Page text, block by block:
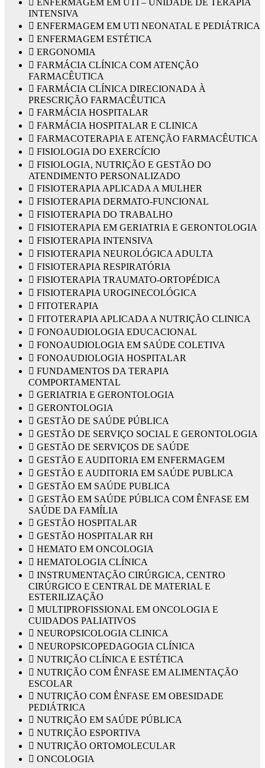
INTENSIVA
 ENFERMAGEM EM UTI NEONATAL E PEDIÁTRICA
 ENFERMAGEM ESTÉTICA
 ERGONOMIA
 FARMÁCIA CLÍNICA COM ATENÇÃO
FARMACÊUTICA
 FARMÁCIA CLÍNICA DIRECIONADA À
PRESCRIÇÃO FARMACÊUTICA
 FARMÁCIA HOSPITALAR
 FARMÁCIA HOSPITALAR E CLINICA
 FARMACOTERAPIA E ATENÇÃO FARMACÊUTICA
 FISIOLOGIA DO EXERCÍCIO
 FISIOLOGIA, NUTRIÇÃO E GESTÃO DO
ATENDIMENTO PERSONALIZADO
 FISIOTERAPIA APLICADA A MULHER
 FISIOTERAPIA DERMATO-FUNCIONAL
 FISIOTERAPIA DO TRABALHO
 FISIOTERAPIA EM GERIATRIA E GERONTOLOGIA
 FISIOTERAPIA INTENSIVA
 FISIOTERAPIA NEUROLÓGICA ADULTA
 FISIOTERAPIA RESPIRATÓRIA
 FISIOTERAPIA TRAUMATO-ORTOPÉDICA
 FISIOTERAPIA UROGINECOLÓGICA
 FITOTERAPIA
 FITOTERAPIA APLICADA A NUTRIÇÃO CLINICA
 FONOAUDIOLOGIA EDUCACIONAL
 FONOAUDIOLOGIA EM SAÚDE COLETIVA
 FONOAUDIOLOGIA HOSPITALAR
 FUNDAMENTOS DA TERAPIA
COMPORTAMENTAL
 GERIATRIA E GERONTOLOGIA
 GERONTOLOGIA
 GESTÃO DE SAÚDE PÚBLICA
 GESTÃO DE SERVIÇO SOCIAL E GERONTOLOGIA
 GESTÃO DE SERVIÇOS DE SAÚDE
 GESTÃO E AUDITORIA EM ENFERMAGEM
 GESTÃO E AUDITORIA EM SAÚDE PUBLICA
 GESTÃO EM SAÚDE PUBLICA
 GESTÃO EM SAÚDE PÚBLICA COM ÊNFASE EM
SAÚDE DA FAMÍLIA
 GESTÃO HOSPITALAR
 GESTÃO HOSPITALAR RH
 HEMATO EM ONCOLOGIA
 HEMATOLOGIA CLÍNICA
 INSTRUMENTAÇÃO CIRÚRGICA, CENTRO
CIRÚRGICO E CENTRAL DE MATERIAL E
ESTERILIZAÇÃO
 MULTIPROFISSIONAL EM ONCOLOGIA E
CUIDADOS PALIATIVOS
 NEUROPSICOLOGIA CLINICA
 NEUROPSICOPEDAGOGIA CLÍNICA
 NUTRIÇÃO CLÍNICA E ESTÉTICA
 NUTRIÇÃO COM ÊNFASE EM ALIMENTAÇÃO
ESCOLAR
 NUTRIÇÃO COM ÊNFASE EM OBESIDADE
PEDIÁTRICA
 NUTRIÇÃO EM SAÚDE PÚBLICA
 NUTRIÇÃO ESPORTIVA
 NUTRIÇÃO ORTOMOLECULAR
 ONCOLOGIA